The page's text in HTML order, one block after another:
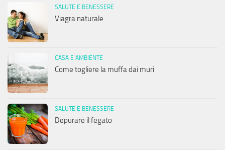
SALUTE E BENESSERE
Viagra naturale
CASA E AMBIENTE
Come togliere la muffa dai muri
SALUTE E BENESSERE
Depurare il fegato